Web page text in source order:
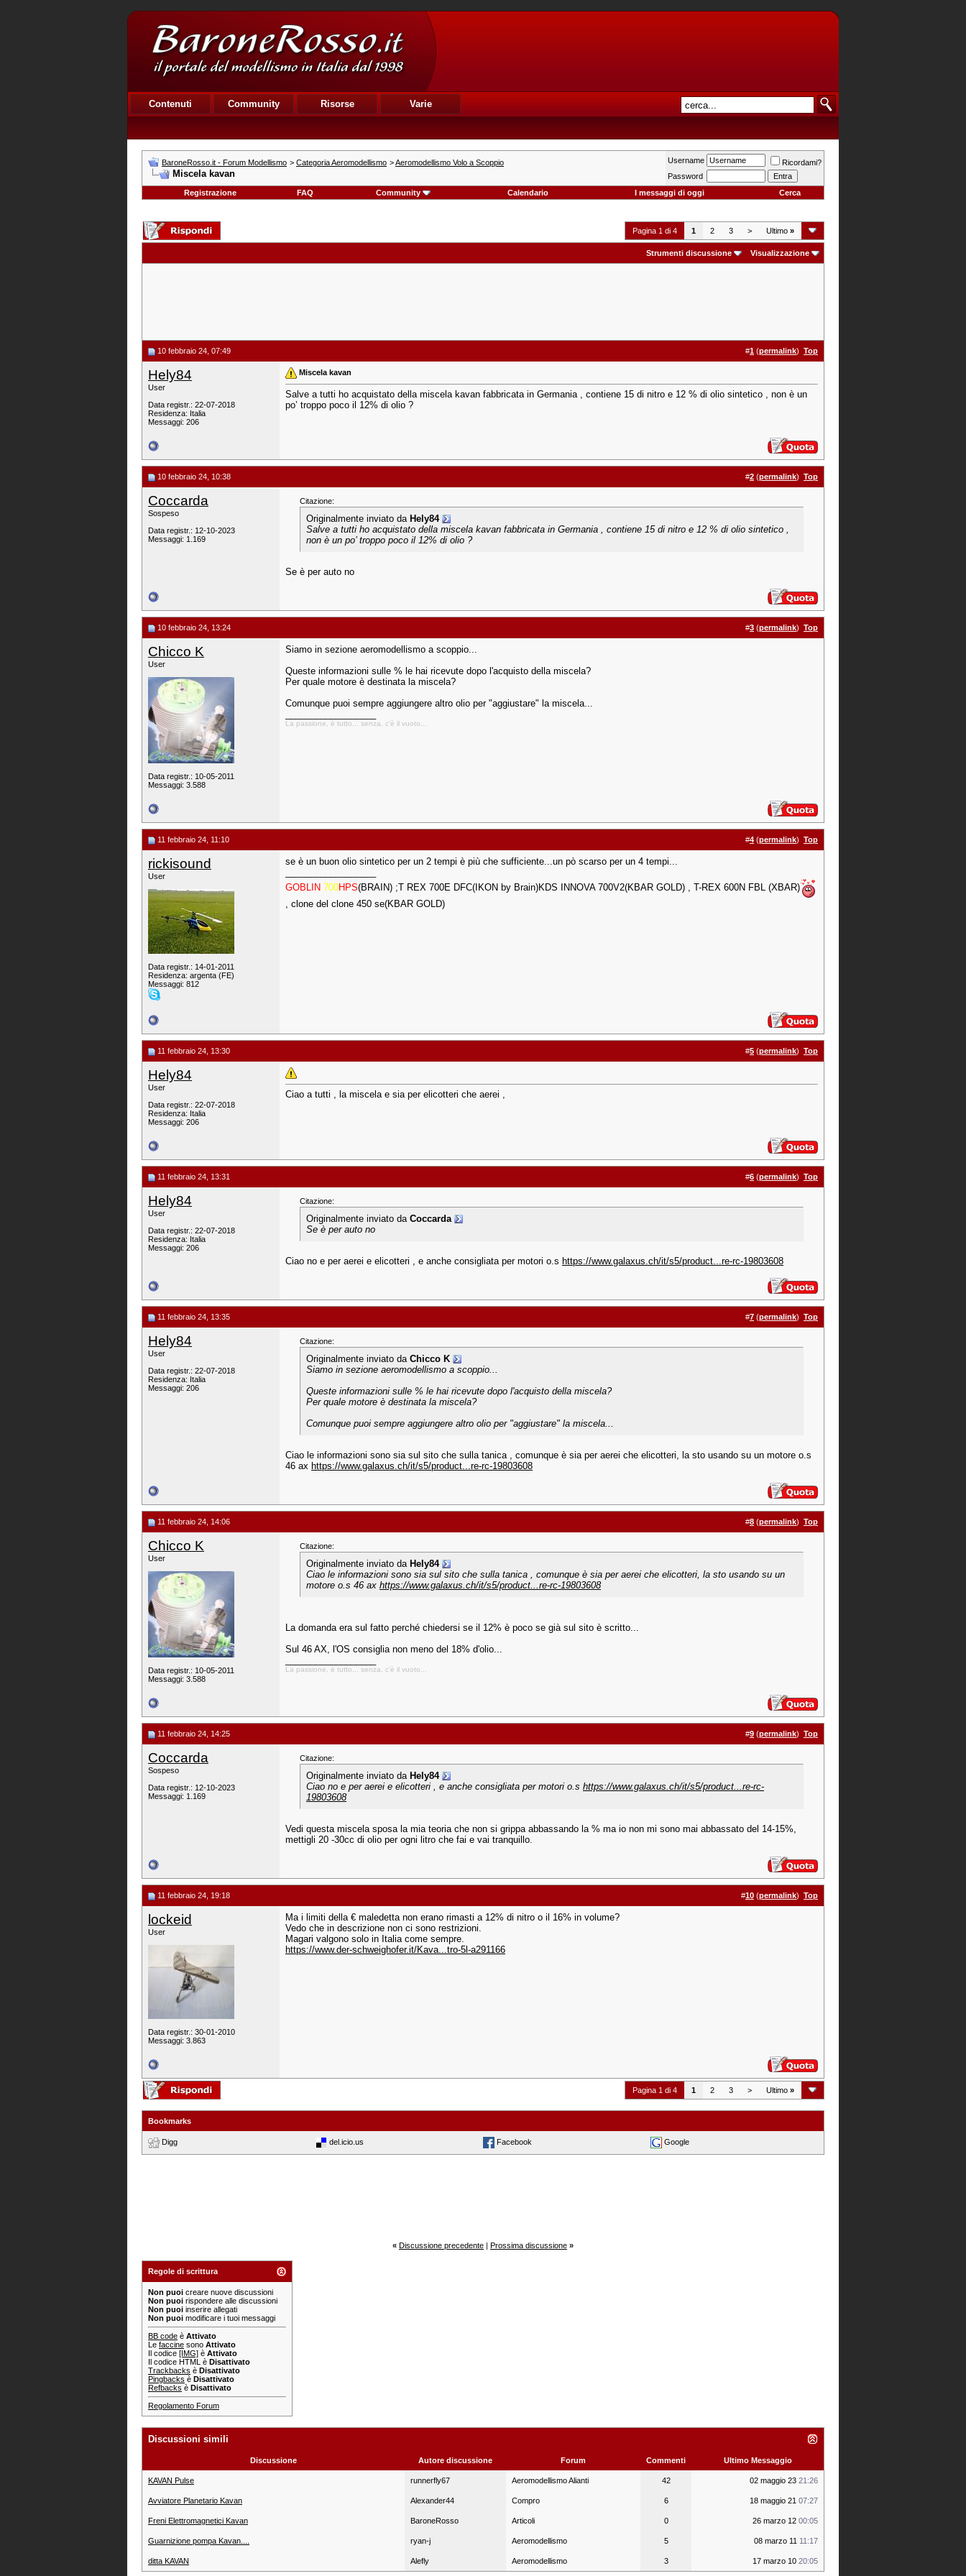
Contenuti Community Risorse Varie
BaroneRosso.it - Forum Modellismo > Categoria Aeromodellismo >Aeromodellismo Volo a Scoppio
Miscela kavan
Username
Ricordami?
Password
Registrazione
FAQ Community Calendario I messaggi di oggi Cerca
Pagina 1 di 4 1 2 3 > Ultimo »
Strumenti discussione Visualizzazione
10 febbraio 24, 07:49 #1 (permalink) Top
Hely84
User
Data registr.: 22-07-2018
Residenza: Italia
Messaggi: 206
Miscela kavan
Salve a tutti ho acquistato della miscela kavan fabbricata in Germania , contiene 15 di nitro e 12 % di olio sintetico , non è un
po’ troppo poco il 12% di olio ?
10 febbraio 24, 10:38 #2 (permalink) Top
Coccarda
Sospeso
Data registr.: 12-10-2023
Messaggi: 1.169
Citazione:
Originalmente inviato da Hely84
Salve a tutti ho acquistato della miscela kavan fabbricata in Germania , contiene 15 di nitro e 12 % di olio sintetico ,
non è un po’ troppo poco il 12% di olio ?
Se è per auto no
10 febbraio 24, 13:24 #3 (permalink) Top
Chicco K
User
Data registr.: 10-05-2011
Messaggi: 3.588
Siamo in sezione aeromodellismo a scoppio...
Queste informazioni sulle % le hai ricevute dopo l'acquisto della miscela?
Per quale motore è destinata la miscela?
Comunque puoi sempre aggiungere altro olio per "aggiustare" la miscela...
La passione, è tutto... senza, c'è il vuoto...
11 febbraio 24, 11:10 #4 (permalink) Top
rickisound
User
Data registr.: 14-01-2011
Residenza: argenta (FE)
Messaggi: 812
se è un buon olio sintetico per un 2 tempi è più che sufficiente...un pò scarso per un 4 tempi...
GOBLIN 700HPS(BRAIN) ;T REX 700E DFC(IKON by Brain)KDS INNOVA 700V2(KBAR GOLD) , T-REX 600N FBL (XBAR)
, clone del clone 450 se(KBAR GOLD)
11 febbraio 24, 13:30 #5 (permalink) Top
Hely84
User
Data registr.: 22-07-2018
Residenza: Italia
Messaggi: 206
Ciao a tutti , la miscela e sia per elicotteri che aerei ,
11 febbraio 24, 13:31 #6 (permalink) Top
Hely84
User
Data registr.: 22-07-2018
Residenza: Italia
Messaggi: 206
Citazione:
Originalmente inviato da Coccarda
Se è per auto no
Ciao no e per aerei e elicotteri , e anche consigliata per motori o.s https://www.galaxus.ch/it/s5/product...re-rc-19803608
11 febbraio 24, 13:35 #7 (permalink) Top
Hely84
User
Data registr.: 22-07-2018
Residenza: Italia
Messaggi: 206
Citazione:
Originalmente inviato da Chicco K
Siamo in sezione aeromodellismo a scoppio...
Queste informazioni sulle % le hai ricevute dopo l'acquisto della miscela?
Per quale motore è destinata la miscela?
Comunque puoi sempre aggiungere altro olio per "aggiustare" la miscela...
Ciao le informazioni sono sia sul sito che sulla tanica , comunque è sia per aerei che elicotteri, la sto usando su un motore o.s
46 ax https://www.galaxus.ch/it/s5/product...re-rc-19803608
11 febbraio 24, 14:06 #8 (permalink) Top
Chicco K
User
Data registr.: 10-05-2011
Messaggi: 3.588
Citazione:
Originalmente inviato da Hely84
Ciao le informazioni sono sia sul sito che sulla tanica , comunque è sia per aerei che elicotteri, la sto usando su un
motore o.s 46 ax https://www.galaxus.ch/it/s5/product...re-rc-19803608
La domanda era sul fatto perché chiedersi se il 12% è poco se già sul sito è scritto...
Sul 46 AX, l'OS consiglia non meno del 18% d'olio...
La passione, è tutto... senza, c'è il vuoto...
11 febbraio 24, 14:25 #9 (permalink) Top
Coccarda
Sospeso
Data registr.: 12-10-2023
Messaggi: 1.169
Citazione:
Originalmente inviato da Hely84
Ciao no e per aerei e elicotteri , e anche consigliata per motori o.s https://www.galaxus.ch/it/s5/product...re-rc-
19803608
Vedi questa miscela sposa la mia teoria che non si grippa abbassando la % ma io non mi sono mai abbassato del 14-15%,
mettigli 20 -30cc di olio per ogni litro che fai e vai tranquillo.
11 febbraio 24, 19:18 #10 (permalink) Top
lockeid
User
Data registr.: 30-01-2010
Messaggi: 3.863
Ma i limiti della € maledetta non erano rimasti a 12% di nitro o il 16% in volume?
Vedo che in descrizione non ci sono restrizioni.
Magari valgono solo in Italia come sempre.
https://www.der-schweighofer.it/Kava...tro-5l-a291166
Pagina 1 di 4 1 2 3 > Ultimo »
Bookmarks
Digg del.icio.us Facebook Google
« Discussione precedente | Prossima discussione »
Regole di scrittura
Non puoi creare nuove discussioni
Non puoi rispondere alle discussioni
Non puoi inserire allegati
Non puoi modificare i tuoi messaggi
BB code è Attivato
Le faccine sono Attivato
Il codice [IMG] è Attivato
Il codice HTML è Disattivato
Trackbacks è Disattivato
Pingbacks è Disattivato
Refbacks è Disattivato
Regolamento Forum
Discussioni simili
Discussione Autore discussione Forum Commenti Ultimo Messaggio
KAVAN Pulse runnerfly67 Aeromodellismo Alianti 42 02 maggio 23 21:26
Avviatore Planetario Kavan Alexander44 Compro 6 18 maggio 21 07:27
Freni Elettromagnetici Kavan BaroneRosso Articoli 0 26 marzo 12 00:05
Guarnizione pompa Kavan.... ryan-j Aeromodellismo 5 08 marzo 11 11:17
ditta KAVAN Alefly Aeromodellismo 3 17 marzo 10 20:05